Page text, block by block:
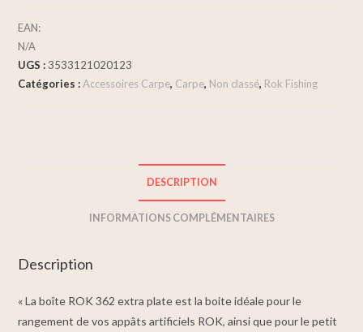
EAN:
N/A
UGS : 3533121020123
Catégories :Accessoires Carpe, Carpe, Non classé, Rok Fishing
DESCRIPTION
INFORMATIONS COMPLÉMENTAIRES
Description
« La boîte ROK 362 extra plate est la boite idéale pour le
rangement de vos appâts artificiels ROK, ainsi que pour le petit